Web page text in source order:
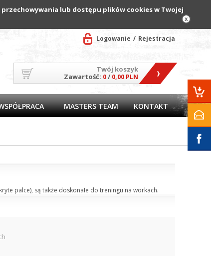
lub dostępu plików cookies w Twojej
Logowanie Rejestracja
Twój koszyk
Zawartość: 0/ 0,00 PLN
MASTERS TEAM KONTAKT
palce), są także doskonałe do treningu na workach.